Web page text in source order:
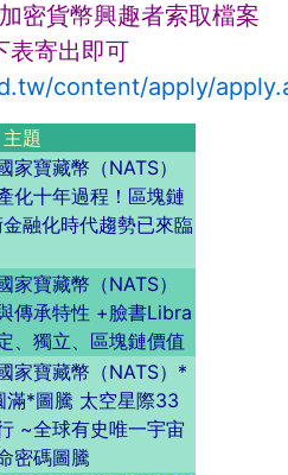
密貨幣興趣者索取檔案
表寄出即可
content/apply/
主題
家寶藏幣（NATS）
化十年過程！區塊鏈
融化時代趨勢已來臨
家寶藏幣（NATS）
傳承特性 +臉書Libra
、獨立、區塊鏈價值
家寶藏幣（NATS）*
滿*圖騰 太空星際33
~全球有史唯一宇宙
密碼圖騰